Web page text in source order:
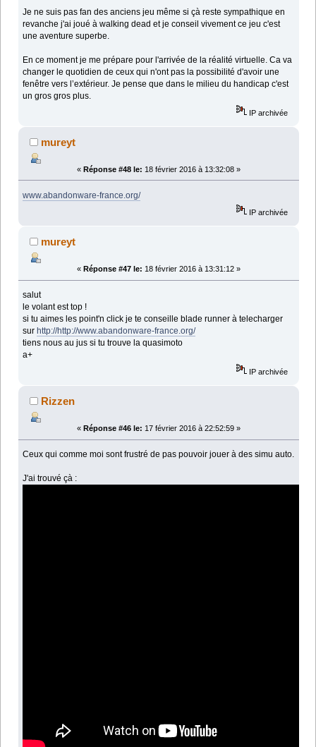
Je ne suis pas fan des anciens jeu même si çà reste sympathique en
revanche j'ai joué à walking dead et je conseil vivement ce jeu c'est
une aventure superbe.
En ce moment je me prépare pour l'arrivée de la réalité virtuelle. Ca va
changer le quotidien de ceux qui n'ont pas la possibilité d'avoir une
fenêtre vers l’extérieur. Je pense que dans le milieu du handicap c'est
un gros gros plus.
IP archivée
mureyt
« Réponse #48 le: 18 février 2016 à 13:32:08 »
www.abandonware-france.org/
IP archivée
mureyt
« Réponse #47 le: 18 février 2016 à 13:31:12 »
salut
le volant est top !
si tu aimes les point'n click je te conseille blade runner à telecharger
sur http://http://www.abandonware-france.org/
tiens nous au jus si tu trouve la quasimoto
a+
IP archivée
Rizzen
« Réponse #46 le: 17 février 2016 à 22:52:59 »
Ceux qui comme moi sont frustré de pas pouvoir jouer à des simu auto.
J'ai trouvé çà :